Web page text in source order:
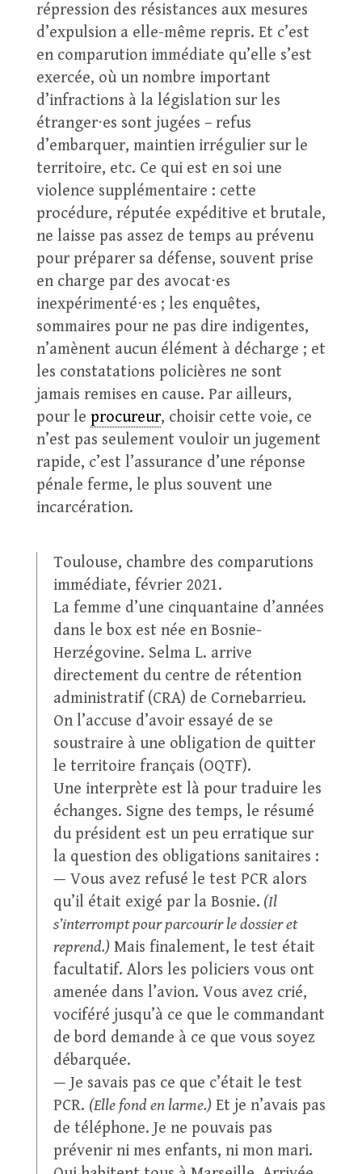
répression des résistances aux mesures
d’expulsion a elle-même repris. Et c’est
en comparution immédiate qu’elle s’est
exercée, où un nombre important
d’infractions à la législation sur les
étranger⋅es sont jugées – refus
d’embarquer, maintien irrégulier sur le
territoire, etc. Ce qui est en soi une
violence supplémentaire : cette
procédure, réputée expéditive et brutale,
ne laisse pas assez de temps au prévenu
pour préparer sa défense, souvent prise
en charge par des avocat⋅es
inexpérimenté⋅es ; les enquêtes,
sommaires pour ne pas dire indigentes,
n’amènent aucun élément à décharge ; et
les constatations policières ne sont
jamais remises en cause. Par ailleurs,
pour le procureur, choisir cette voie, ce
n’est pas seulement vouloir un jugement
rapide, c’est l’assurance d’une réponse
pénale ferme, le plus souvent une
incarcération.
Toulouse, chambre des comparutions
immédiate, février 2021.
La femme d’une cinquantaine d’années
dans le box est née en Bosnie-
Herzégovine. Selma L. arrive
directement du centre de rétention
administratif (CRA) de Cornebarrieu.
On l’accuse d’avoir essayé de se
soustraire à une obligation de quitter
le territoire français (OQTF).
Une interprète est là pour traduire les
échanges. Signe des temps, le résumé
du président est un peu erratique sur
la question des obligations sanitaires :
— Vous avez refusé le test PCR alors
qu’il était exigé par la Bosnie. (Il
s’interrompt pour parcourir le dossier et
reprend.)Mais finalement, le test était
facultatif. Alors les policiers vous ont
amenée dans l’avion. Vous avez crié,
vociféré jusqu’à ce que le commandant
de bord demande à ce que vous soyez
débarquée.
— Je savais pas ce que c’était le test
PCR. (Elle fond en larme.)Et je n’avais pas
de téléphone. Je ne pouvais pas
prévenir ni mes enfants, ni mon mari.